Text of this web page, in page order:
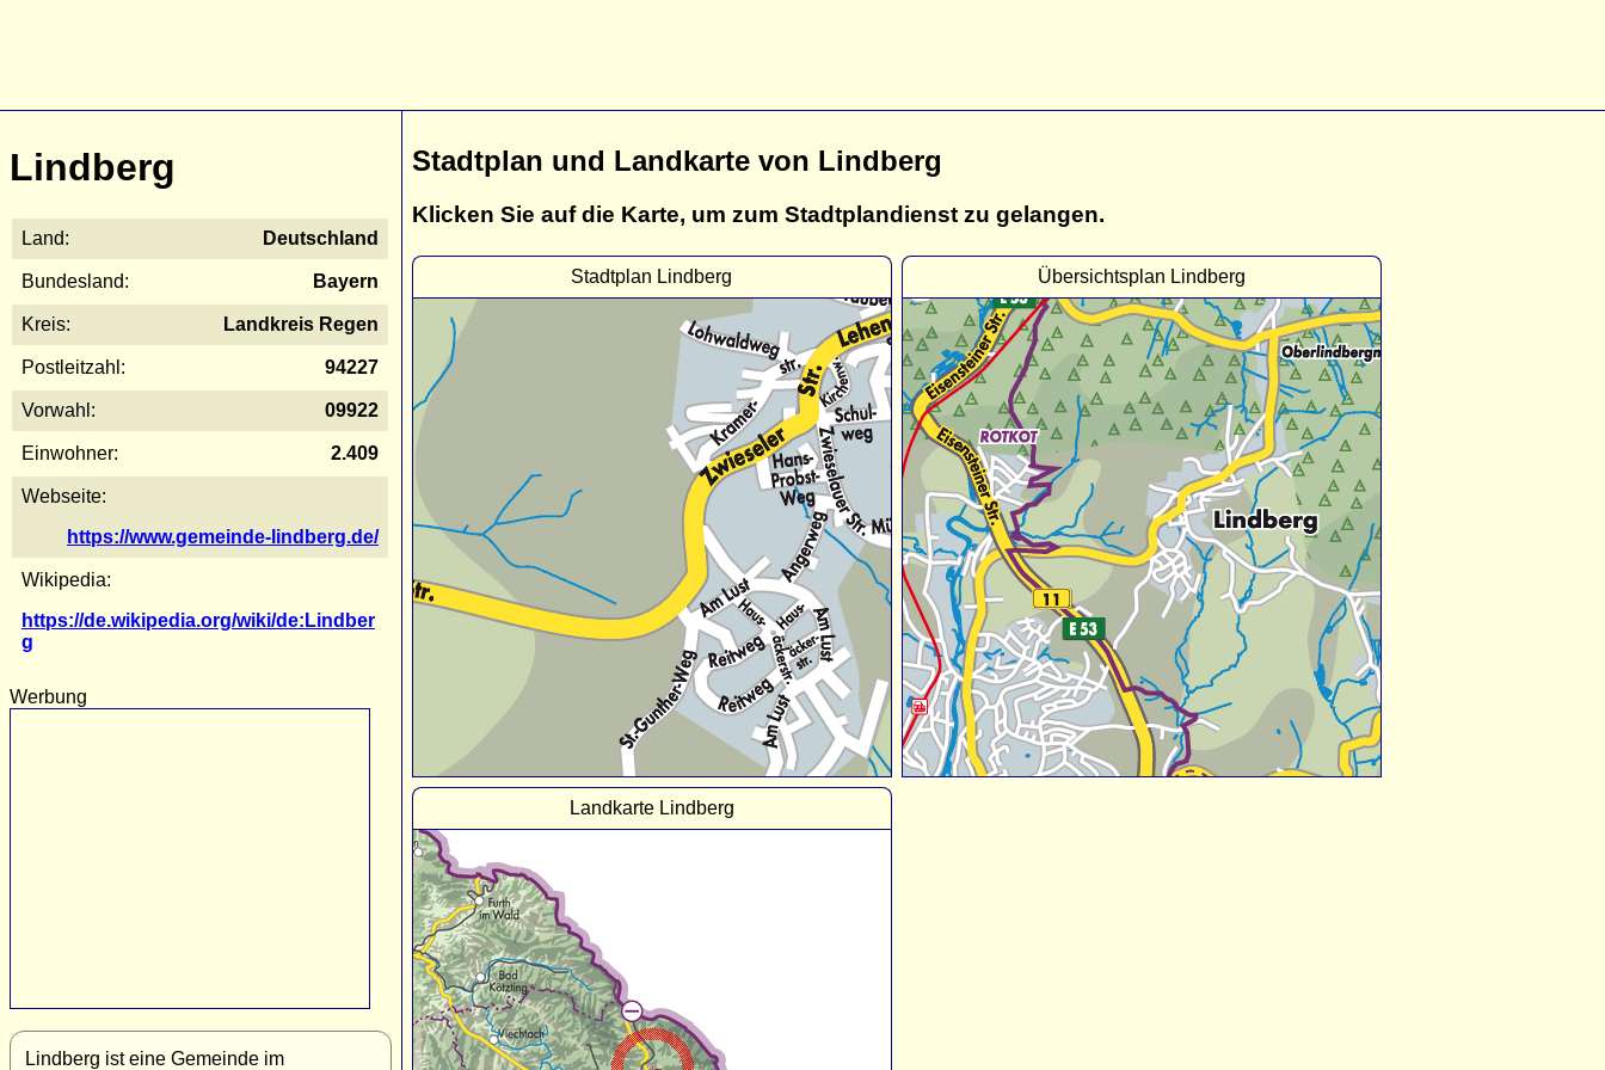
Lindberg
Land: Deutschland
Bundesland: Bayern
Kreis: Landkreis Regen
Postleitzahl: 94227
Vorwahl: 09922
Einwohner: 2.409
Webseite:
https://www.gemeinde-lindberg.de/
Wikipedia:
https://de.wikipedia.org/wiki/de:Lindber
g
Werbung
Lindberg ist eine Gemeinde im
Stadtplan und Landkarte von Lindberg
Klicken Sie auf die Karte, um zum Stadtplandienst zu gelangen.
Stadtplan Lindberg Übersichtsplan Lindberg
Landkarte Lindberg